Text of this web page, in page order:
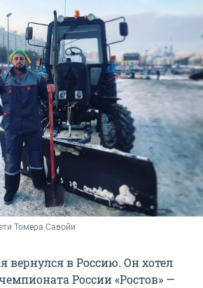
Томера Савойи
вернулся в Россию. Он хотел
России «Ростов» —